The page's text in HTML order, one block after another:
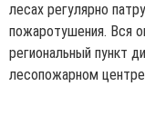
лесах регулярно
пожаротушения. Вся
региональный пункт
лесопожарном